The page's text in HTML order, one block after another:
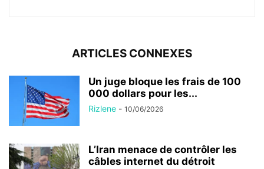
ARTICLES CONNEXES
Un juge bloque les frais de 100
000 dollars pour les...
Rizlene - 10/06/2026
L’Iran menace de contrôler les
câbles internet du détroit